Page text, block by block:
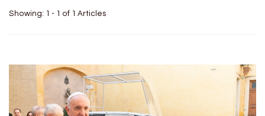
Showing: 1 - 1 of 1 Articles